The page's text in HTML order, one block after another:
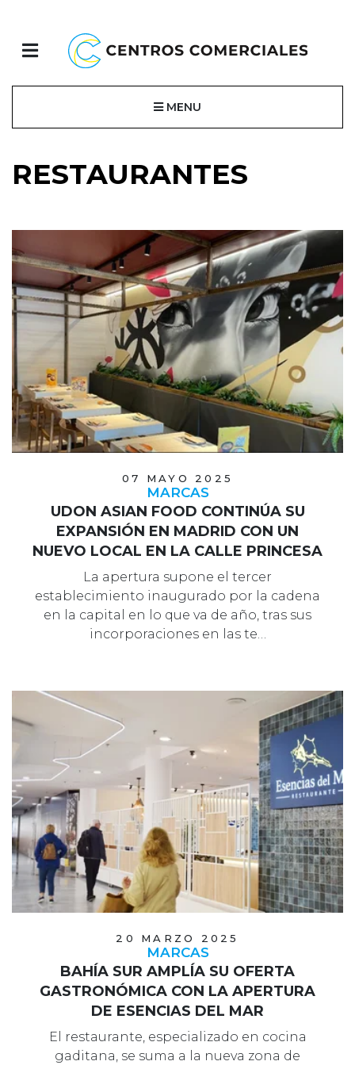
MENU
RESTAURANTES
07 MAYO 2025
MARCAS
UDON ASIAN FOOD CONTINÚA SU
EXPANSIÓN EN MADRID CON UN
NUEVO LOCAL EN LA CALLE PRINCESA
La apertura supone el tercer
establecimiento inaugurado por la cadena
en la capital en lo que va de año, tras sus
incorporaciones en las te…
20 MARZO 2025
MARCAS
BAHÍA SUR AMPLÍA SU OFERTA
GASTRONÓMICA CON LA APERTURA
DE ESENCIAS DEL MAR
El restaurante, especializado en cocina
gaditana, se suma a la nueva zona de